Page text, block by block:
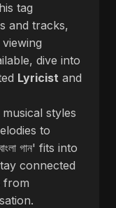
tag
and tracks,
dive into
Lyricist and
styles
to
গান' fits into
connected
from